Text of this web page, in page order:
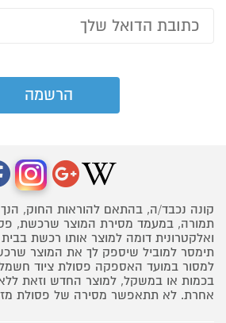
קונה נכבד/ה, בהתאם להוראות החוק,
תמורה, במעמד מסירת המוצר שרכשת,
ואלקטרונית דומה למוצר אותו רכשת
תימסר למוביל שיספק לך את המוצר
למסור במועד האספקה פסולת ציוד
בכמות או במשקל, למוצר החדש וזאת
אחרת. לא תתאפשר מסירה של פסולת